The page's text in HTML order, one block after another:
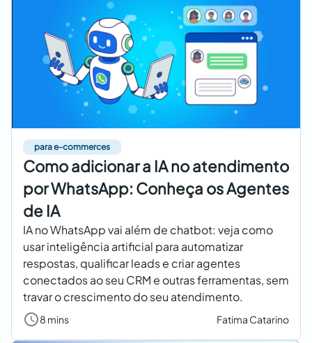
para e-commerces
Como adicionar a IA no atendimento
por WhatsApp: Conheça os Agentes
de IA
IA no WhatsApp vai além de chatbot: veja como
usar inteligência artificial para automatizar
respostas, qualificar leads e criar agentes
conectados ao seu CRM e outras ferramentas, sem
travar o crescimento do seu atendimento.
8 mins Fatima Catarino